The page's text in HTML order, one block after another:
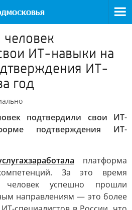
человек
ИТ-навыки на
ИТ-
год
подтвердили свои ИТ-
подтверждения ИТ-
заработала платформа
За это время
успешно прошли
направлениям — это более